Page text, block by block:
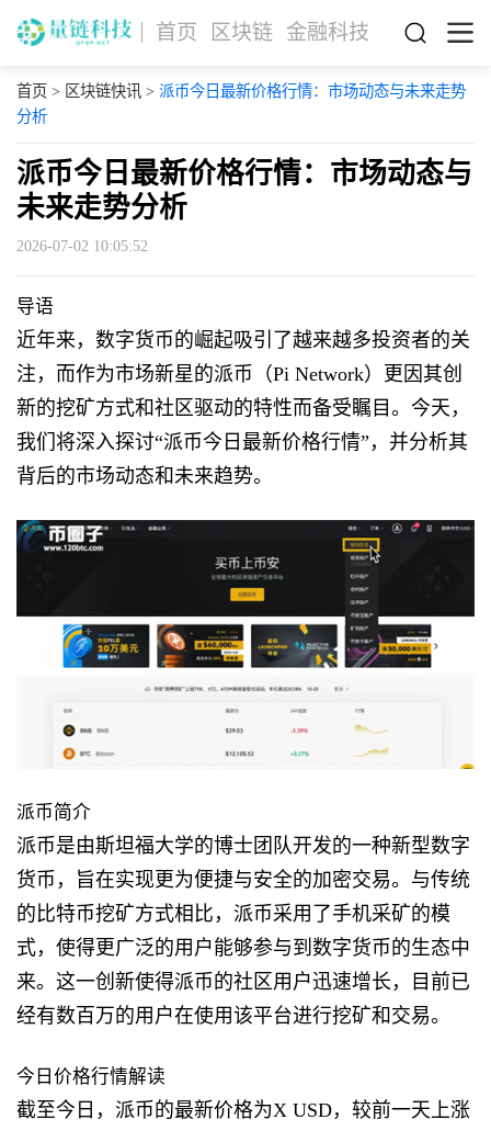
首页 区块链 金融科技
首页 > 区块链快讯> 派币今日最新价格行情：市场动态与未来走势
分析
派币今日最新价格行情：市场动态与
未来走势分析
2026-07-02 10:05:52
导语
近年来，数字货币的崛起吸引了越来越多投资者的关
注，而作为市场新星的派币（Pi Network）更因其创
新的挖矿方式和社区驱动的特性而备受瞩目。今天，
我们将深入探讨“派币今日最新价格行情”，并分析其
背后的市场动态和未来趋势。
派币简介
派币是由斯坦福大学的博士团队开发的一种新型数字
货币，旨在实现更为便捷与安全的加密交易。与传统
的比特币挖矿方式相比，派币采用了手机采矿的模
式，使得更广泛的用户能够参与到数字货币的生态中
来。这一创新使得派币的社区用户迅速增长，目前已
经有数百万的用户在使用该平台进行挖矿和交易。
今日价格行情解读
截至今日，派币的最新价格为X USD，较前一天上涨